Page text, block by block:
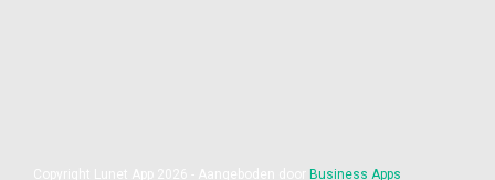
Business Apps